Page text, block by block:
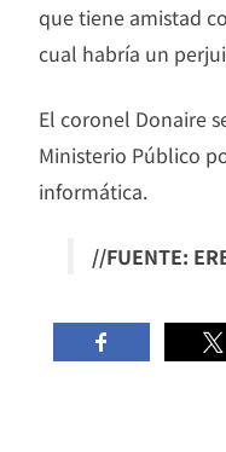
que tiene amistad
cual habría un
El coronel Donaire
Ministerio Público
informática.
//FUENTE: